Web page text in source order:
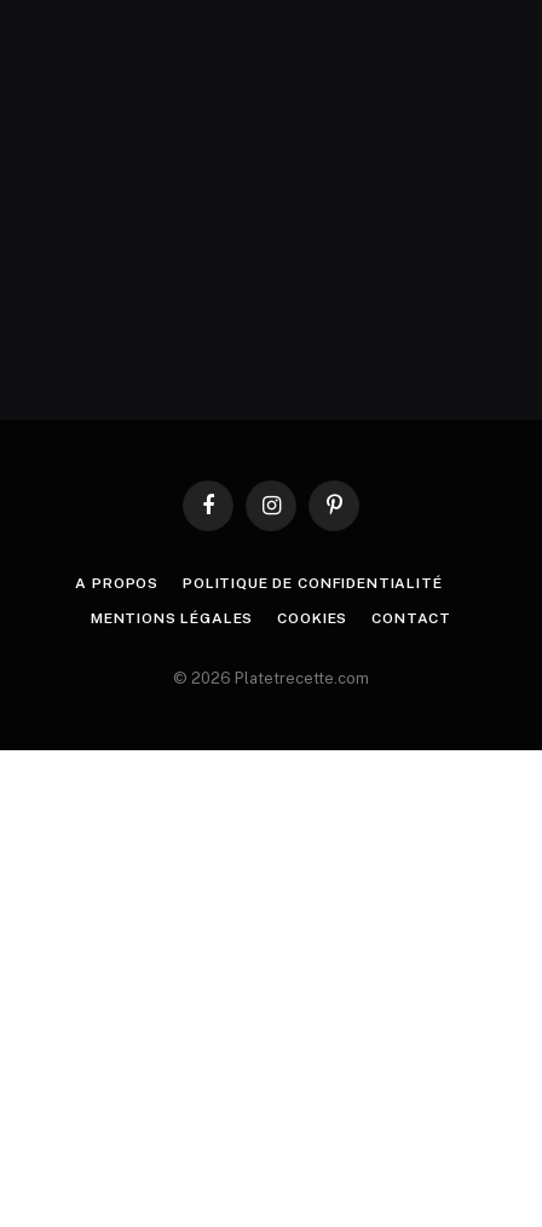
FacebookInstagramPinterest
A PROPOS POLITIQUE DE CONFIDENTIALITÉ
MENTIONS LÉGALES COOKIES CONTACT
© 2026 Platetrecette.com